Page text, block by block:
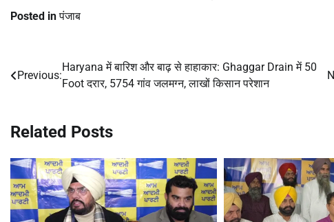
Posted inपंजाब
Post
Previous:
Haryana में बारिश और बाढ़ से हाहाकार: Ghaggar Drain में 50
Foot दरार, 5754 गांव जलमग्न, लाखों किसान परेशान
Related Posts